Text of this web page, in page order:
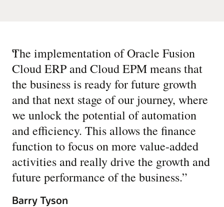
“
The implementation of Oracle Fusion
Cloud ERP and Cloud EPM means that
the business is ready for future growth
and that next stage of our journey, where
we unlock the potential of automation
and efficiency. This allows the finance
function to focus on more value-added
activities and really drive the growth and
future performance of the business.”
Barry Tyson